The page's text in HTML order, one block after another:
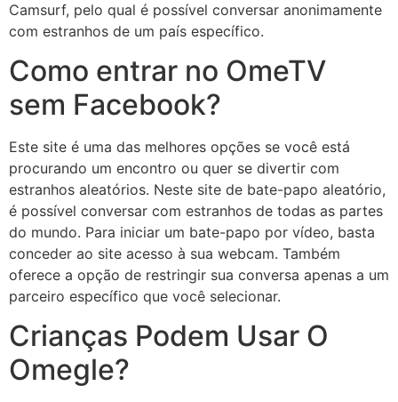
Camsurf, pelo qual é possível conversar anonimamente
com estranhos de um país específico.
Como entrar no OmeTV
sem Facebook?
Este site é uma das melhores opções se você está
procurando um encontro ou quer se divertir com
estranhos aleatórios. Neste site de bate-papo aleatório,
é possível conversar com estranhos de todas as partes
do mundo. Para iniciar um bate-papo por vídeo, basta
conceder ao site acesso à sua webcam. Também
oferece a opção de restringir sua conversa apenas a um
parceiro específico que você selecionar.
Crianças Podem Usar O
Omegle?